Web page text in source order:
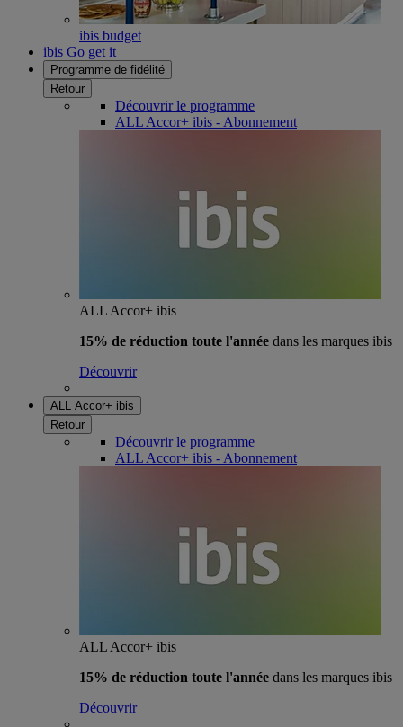
ibis budget
ibis Go get it
Programme de fidélité
Retour
Découvrir le programme
ALL Accor+ ibis - Abonnement
ALL Accor+ ibis
15% de réduction toute l'année dans les marques ibis
Découvrir
ALL Accor+ ibis
Retour
Découvrir le programme
ALL Accor+ ibis - Abonnement
ALL Accor+ ibis
15% de réduction toute l'année dans les marques ibis
Découvrir